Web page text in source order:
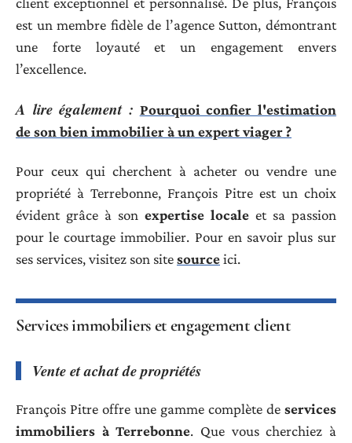
est un membre fidèle de l’agence Sutton, démontrant
une forte loyauté et un engagement envers
l’excellence.
A lire également : Pourquoi confier l'estimation
de son bien immobilier à un expert viager ?
Pour ceux qui cherchent à acheter ou vendre une
propriété à Terrebonne, François Pitre est un choix
évident grâce à son expertise locale et sa passion
pour le courtage immobilier. Pour en savoir plus sur
ses services, visitez son sitesourceici.
Services immobiliers et engagement client
Vente et achat de propriétés
François Pitre offre une gamme complète de services
immobiliers à Terrebonne. Que vous cherchiez à